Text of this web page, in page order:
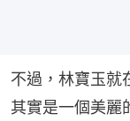
不過，林寶玉就
其實是一個美麗